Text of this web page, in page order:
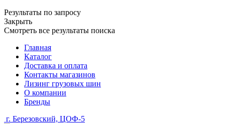
Результаты по запросу
Закрыть
Смотреть все результаты поиска
Главная
Каталог
Доставка и оплата
Контакты магазинов
Лизинг грузовых шин
О компании
Бренды
г. Березовский, ЦОФ-5